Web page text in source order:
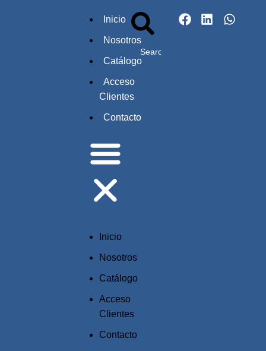
Inicio
Nosotros
Catálogo
Acceso
Clientes
Contacto
Inicio
Nosotros
Catálogo
Acceso
Clientes
Contacto